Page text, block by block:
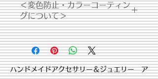
する場合がございます。お手入れの際
は、乾いた布で拭いてください。
・体質によって、かゆみ・かぶれを生
じる場合があります。皮膚に異常を感
じた時は、速やかにご使用をお止めい
ただき皮膚科専門医にご相談下さい。
＜変色防止・カラーコーティン
グについて＞
・各種セラミックコーティング +
￥1,100
・各種メッキコーティング +
￥2,200（追加納期+7日）
詳細はこちらをご確認ください。
​ハンドメイドアクセサリー＆ジュエリー ア